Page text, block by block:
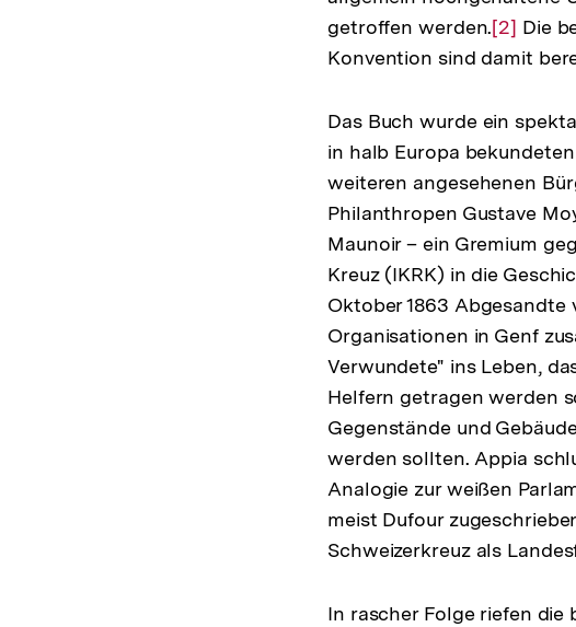
getroffen werden.Zur
Fußnote
[2] Die
Konvention sind damit
Das Buch wurde ein
in halb Europa
weiteren angesehenen
Philanthropen Gustave
Maunoir – ein Gremium
Kreuz (IKRK) in die
Oktober 1863 Abgesandte
Organisationen in Genf
Verwundete" ins Leben,
Helfern getragen werden
Gegenstände und
werden sollten. Appia
Analogie zur weißen
meist Dufour
Schweizerkreuz als
In rascher Folge riefen